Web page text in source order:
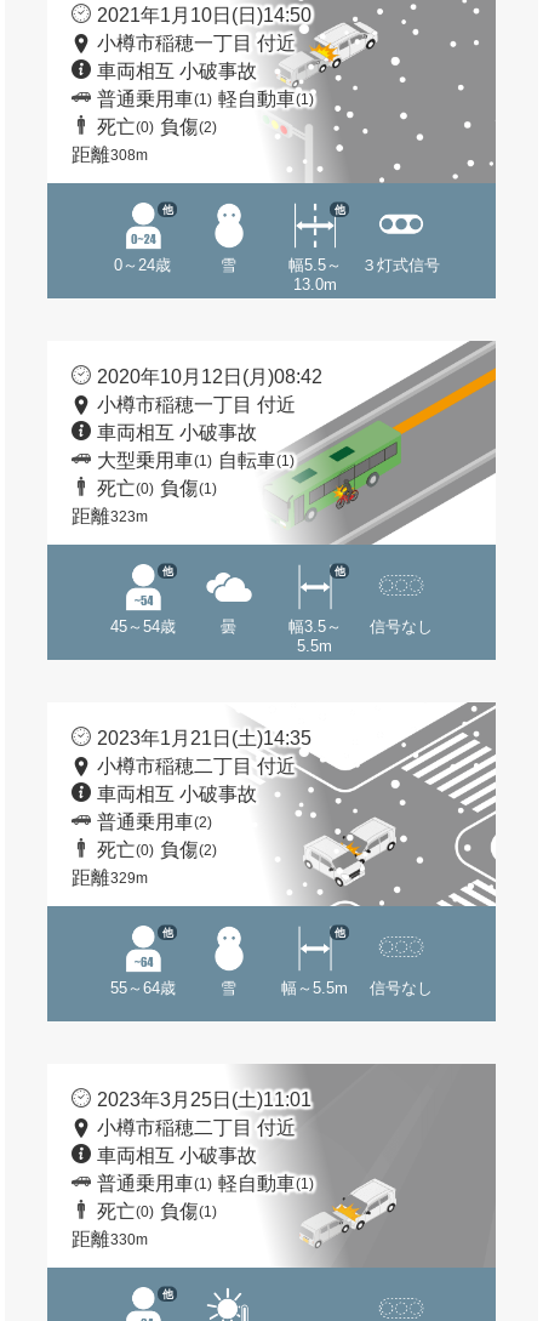
2021年1月10日(日)14:50
小樽市稲穂一丁目 付近
車両相互 小破事故
普通乗用車(1) 軽自動車(1)
死亡(0) 負傷(2)
距離308m
0～24歳
他
雪
幅5.5～
13.0m
他
３灯式信号
2020年10月12日(月)08:42
小樽市稲穂一丁目 付近
車両相互 小破事故
大型乗用車(1) 自転車(1)
死亡(0) 負傷(1)
距離323m
45～54歳
他
曇
幅3.5～
5.5m
他
信号なし
2023年1月21日(土)14:35
小樽市稲穂二丁目 付近
車両相互 小破事故
普通乗用車(2)
死亡(0) 負傷(2)
距離329m
55～64歳
他
雪 幅～5.5m
他
信号なし
2023年3月25日(土)11:01
小樽市稲穂二丁目 付近
車両相互 小破事故
普通乗用車(1) 軽自動車(1)
死亡(0) 負傷(1)
距離330m
他